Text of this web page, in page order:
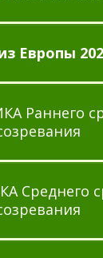
Европы
Раннего
Среднего